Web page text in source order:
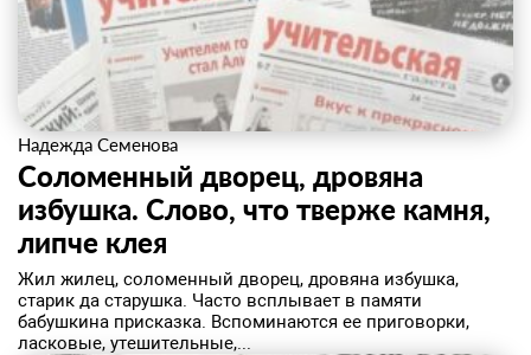
Надежда Семенова
Соломенный дворец, дровяна
избушка. Слово, что тверже камня,
липче клея
Жил жилец, соломенный дворец, дровяна избушка,
старик да старушка. Часто всплывает в памяти
бабушкина присказка. Вспоминаются ее приговорки,
ласковые, утешительные,...